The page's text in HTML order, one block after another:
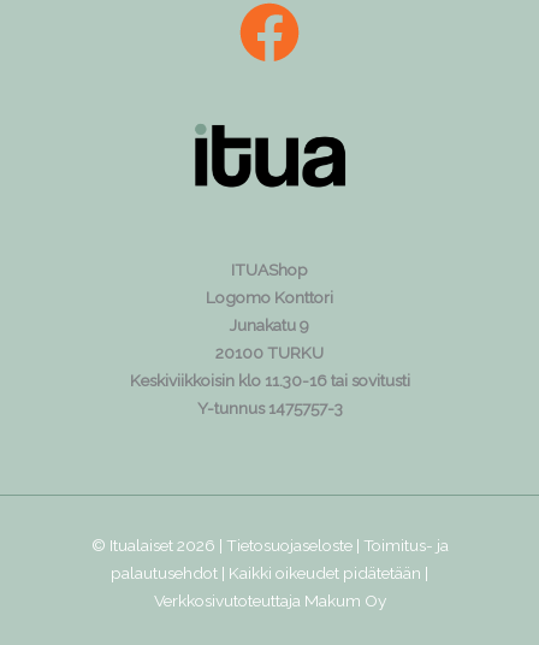
ITUAShop
Logomo Konttori
Junakatu 9
20100 TURKU
Keskiviikkoisin klo 11.30-16 tai sovitusti
Y-tunnus 1475757-3
© Itualaiset 2026 | Tietosuojaseloste| Toimitus- ja
palautusehdot | Kaikki oikeudet pidätetään |
Verkkosivutoteuttaja Makum Oy